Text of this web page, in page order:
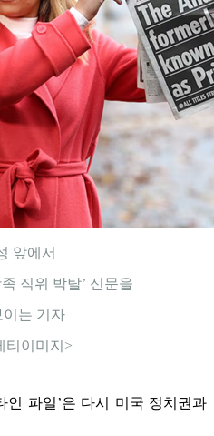
앞에서
직위 박탈’ 신문을
이는 기자
티이미지>
인 파일’은 다시 미국 정치권과